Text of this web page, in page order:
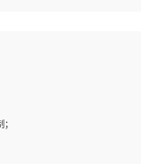
等开源数据库运维管理，
侧工作经验者优先。